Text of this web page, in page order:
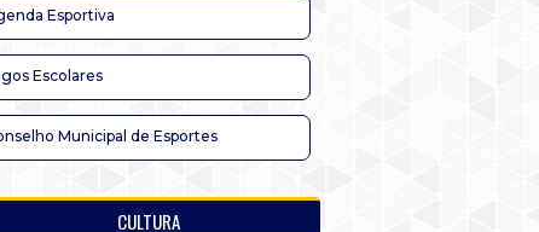
Esportiva
Escolares
Municipal de Esportes
CULTURA